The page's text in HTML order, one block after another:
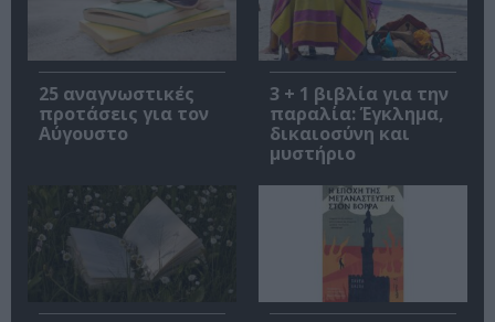
25 αναγνωστικές
προτάσεις για τον
Αύγουστο
3 + 1 βιβλία για την
παραλία: Έγκλημα,
δικαιοσύνη και
μυστήριο